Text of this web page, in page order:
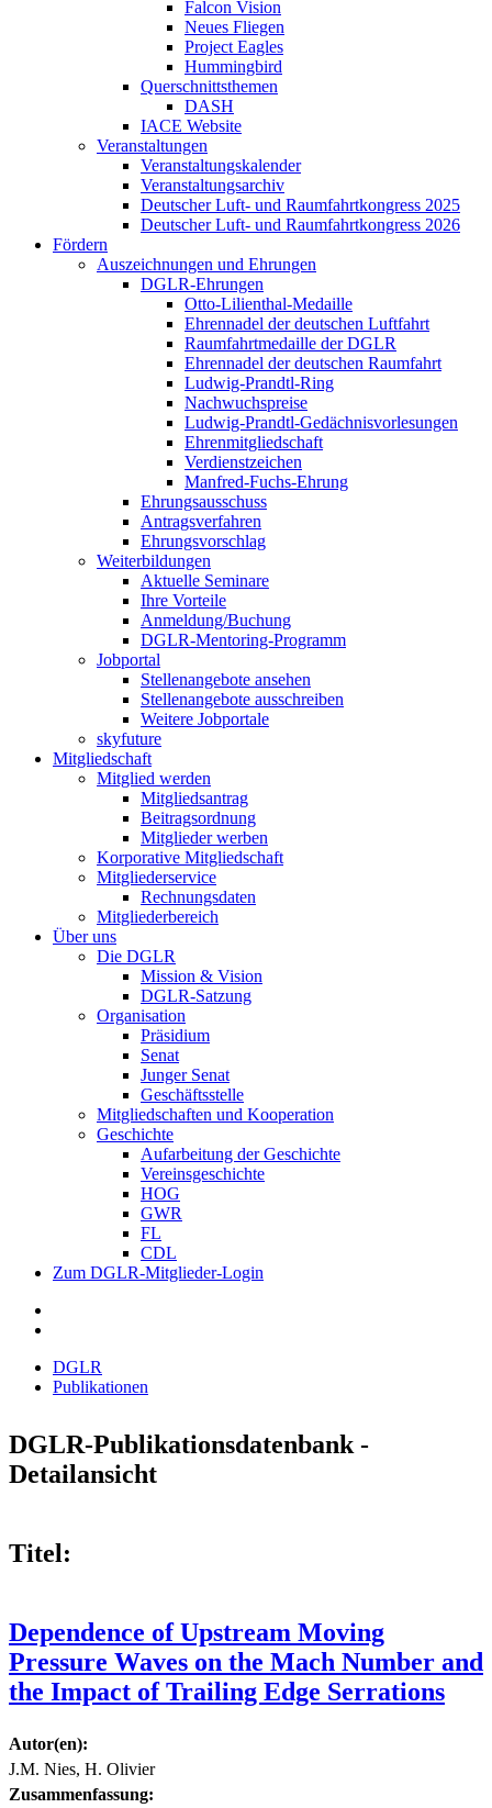
Falcon Vision
Neues Fliegen
Project Eagles
Hummingbird
Querschnittsthemen
DASH
IACE Website
Veranstaltungen
Veranstaltungskalender
Veranstaltungsarchiv
Deutscher Luft- und Raumfahrtkongress 2025
Deutscher Luft- und Raumfahrtkongress 2026
Fördern
Auszeichnungen und Ehrungen
DGLR-Ehrungen
Otto-Lilienthal-Medaille
Ehrennadel der deutschen Luftfahrt
Raumfahrtmedaille der DGLR
Ehrennadel der deutschen Raumfahrt
Ludwig-Prandtl-Ring
Nachwuchspreise
Ludwig-Prandtl-Gedächnisvorlesungen
Ehrenmitgliedschaft
Verdienstzeichen
Manfred-Fuchs-Ehrung
Ehrungsausschuss
Antragsverfahren
Ehrungsvorschlag
Weiterbildungen
Aktuelle Seminare
Ihre Vorteile
Anmeldung/Buchung
DGLR-Mentoring-Programm
Jobportal
Stellenangebote ansehen
Stellenangebote ausschreiben
Weitere Jobportale
skyfuture
Mitgliedschaft
Mitglied werden
Mitgliedsantrag
Beitragsordnung
Mitglieder werben
Korporative Mitgliedschaft
Mitgliederservice
Rechnungsdaten
Mitgliederbereich
Über uns
Die DGLR
Mission & Vision
DGLR-Satzung
Organisation
Präsidium
Senat
Junger Senat
Geschäftsstelle
Mitgliedschaften und Kooperation
Geschichte
Aufarbeitung der Geschichte
Vereinsgeschichte
HOG
GWR
FL
CDL
Zum DGLR-Mitglieder-Login
DGLR
Publikationen
DGLR-Publikationsdatenbank -
Detailansicht
Titel:
Dependence of Upstream Moving
Pressure Waves on the Mach Number and
the Impact of Trailing Edge Serrations
Autor(en):
J.M. Nies, H. Olivier
Zusammenfassung: